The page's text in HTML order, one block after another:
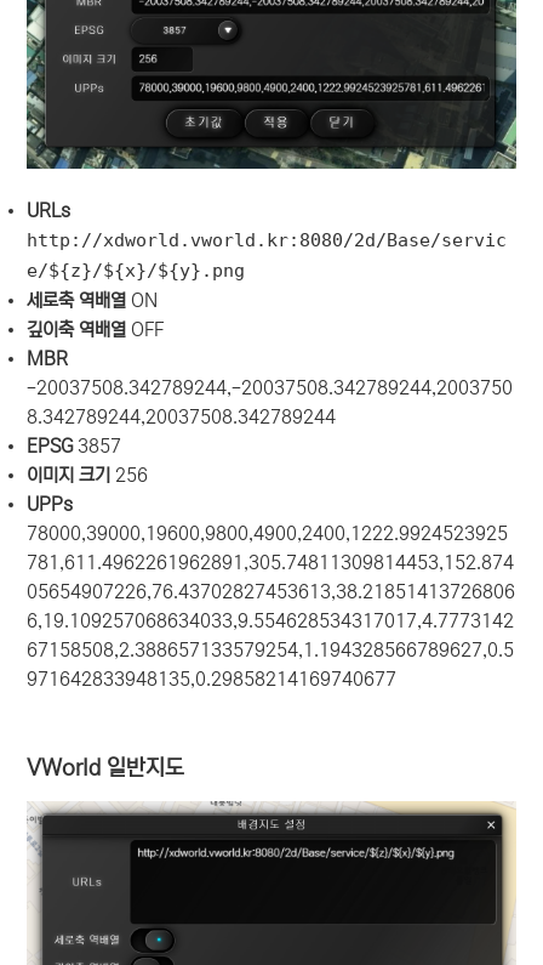
URLs
http://xdworld.vworld.kr:8080/2d/Base/servic
e/${z}/${x}/${y}.png
세로축 역배열 ON
깊이축 역배열 OFF
MBR
-20037508.342789244,-20037508.342789244,2003750
8.342789244,20037508.342789244
EPSG3857
이미지 크기 256
UPPs
78000,39000,19600,9800,4900,2400,1222.9924523925
781,611.4962261962891,305.74811309814453,152.874
05654907226,76.43702827453613,38.21851413726806
6,19.109257068634033,9.554628534317017,4.7773142
67158508,2.388657133579254,1.194328566789627,0.5
971642833948135,0.29858214169740677
VWorld 일반지도